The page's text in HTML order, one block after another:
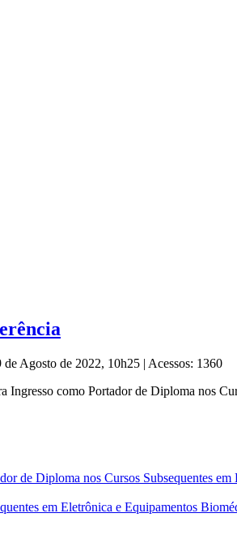
Agosto de 2022, 10h25 | Acessos: 1360
como Portador de Diploma nos
em Eletrônica e Equipamentos